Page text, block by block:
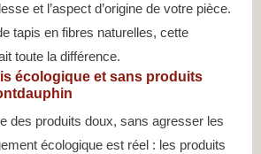
et l’aspect d’origine de votre pièce.
tapis en fibres naturelles, cette
toute la différence.
écologique et sans produits
des produits doux, sans agresser les
écologique est réel : les produits